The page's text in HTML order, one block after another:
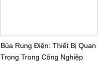
Búa Rung Điện: Thiết Bị Quan
Trọng Trong Công Nghiệp